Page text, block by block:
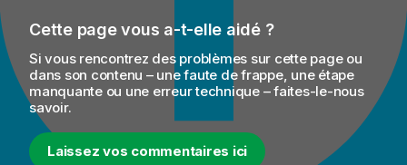
Cette page vous a-t-elle aidé ?
Si vous rencontrez des problèmes sur cette page ou
dans son contenu – une faute de frappe, une étape
manquante ou une erreur technique – faites-le-nous
savoir.
Laissez vos commentaires ici